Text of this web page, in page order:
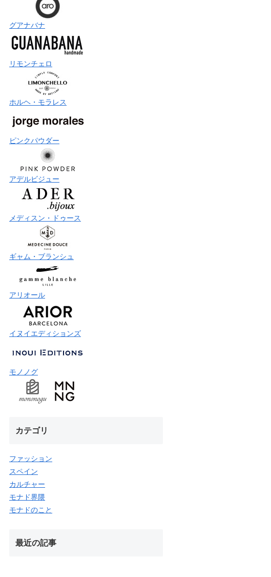
グアナバナ
リモンチェロ
ホルヘ・モラレス
ピンクパウダー
アデルビジュー
メディスン・ドゥース
ギャム・ブランシュ
アリオール
イヌイエディションズ
モノノグ
カテゴリ
ファッション
スペイン
カルチャー
モナド界隈
モナドのこと
最近の記事